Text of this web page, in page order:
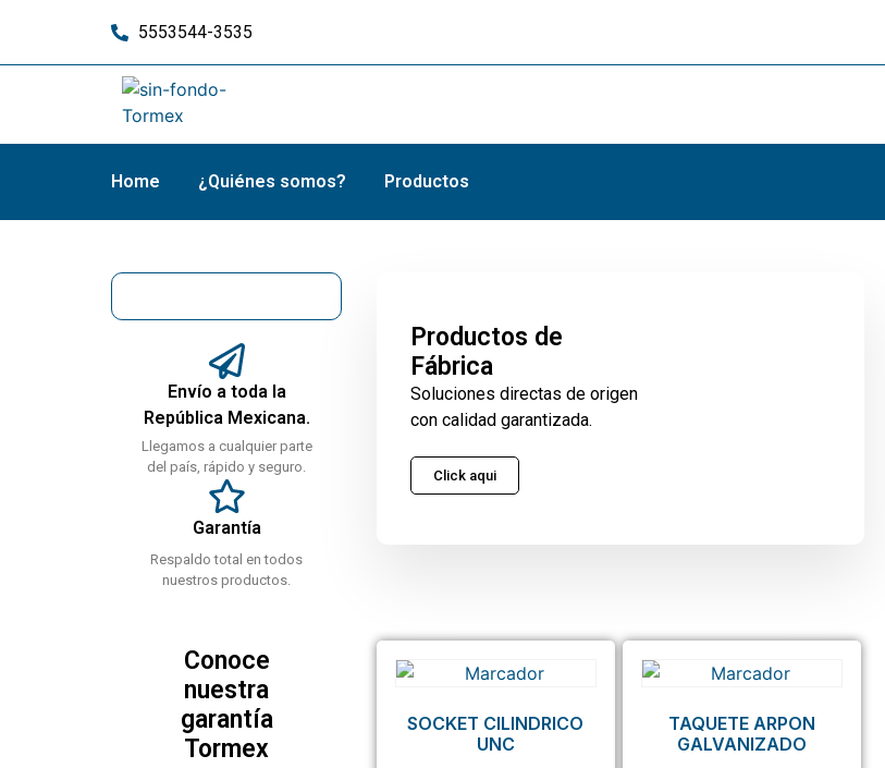
5553544-3535
Home ¿Quiénes somos? Productos
Envío a toda la
República Mexicana.
Llegamos a cualquier parte
del país, rápido y seguro.
Garantía
Respaldo total en todos
nuestros productos.
Conoce
nuestra
garantía
Tormex
Productos de
Fábrica
Soluciones directas de origen
con calidad garantizada.
Click aqui
SOCKET CILINDRICO
UNC
TAQUETE ARPON
GALVANIZADO